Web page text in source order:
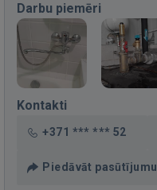
Darbu piemēri
Kontakti
+371 *** *** 52
Piedāvāt pasūtījumu